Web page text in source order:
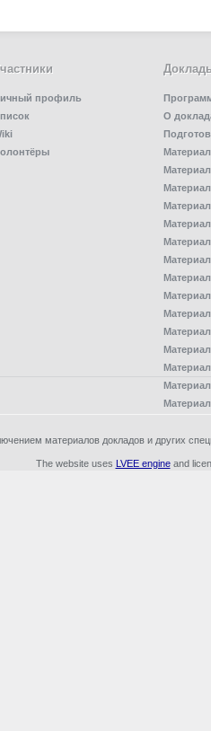
профиль
О
материалов докладов и других
The website uses LVEE engineand